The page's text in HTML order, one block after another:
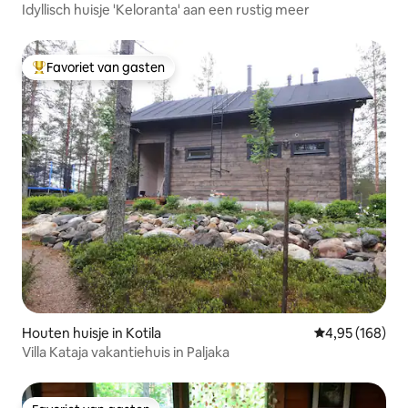
Idyllisch huisje 'Keloranta' aan een rustig meer
Topfavoriet van gasten
Favoriet van gasten
Houten huisje in Kotila Gemiddelde
4,95 (168)
Villa Kataja vakantiehuis in Paljaka